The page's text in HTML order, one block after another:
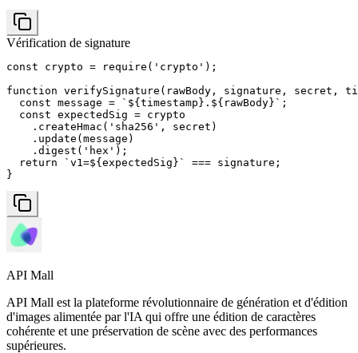
Vérification de signature
const crypto = require('crypto');
function verifySignature(rawBody, signature, secret,
  const message = `${timestamp}.${rawBody}`;
  const expectedSig = crypto
    .createHmac('sha256', secret)
    .update(message)
    .digest('hex');
  return `v1=${expectedSig}` === signature;
}
API Mall
API Mall est la plateforme révolutionnaire de génération et d'édition
d'images alimentée par l'IA qui offre une édition de caractères
cohérente et une préservation de scène avec des performances
supérieures.